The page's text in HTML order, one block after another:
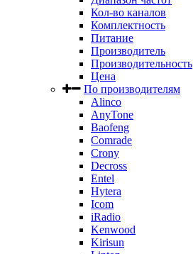
Кол-во каналов
Комплектность
Питание
Производитель
Производительность
Цена
По производителям
Alinco
AnyTone
Baofeng
Comrade
Crony
Decross
Entel
Hytera
Icom
iRadio
Kenwood
Kirisun